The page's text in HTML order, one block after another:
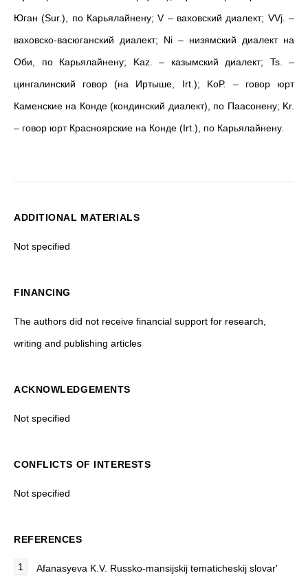
Юган (Sur.), по Карьялайнену; V – ваховский диалект; VVj. –
ваховско-васюганский диалект; Ni – низямский диалект на
Оби, по Карьялайнену; Kaz. – казымский диалект; Ts. –
цингалинский говор (на Иртыше, Irt.); KoP. – говор юрт
Каменские на Конде (кондинский диалект), по Паасонену; Kr.
– говор юрт Красноярские на Конде (Irt.), по Карьялайнену.
ADDITIONAL MATERIALS
Not specified
FINANCING
The authors did not receive financial support for research,
writing and publishing articles
ACKNOWLEDGEMENTS
Not specified
CONFLICTS OF INTERESTS
Not specified
REFERENCES
Afanasyeva K.V. Russko-mansijskij tematicheskij slovar'